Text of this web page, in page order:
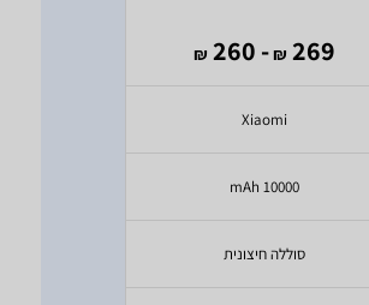
269
₪
- 260
₪
Xiaomi
10000 mAh
סוללה חיצונית